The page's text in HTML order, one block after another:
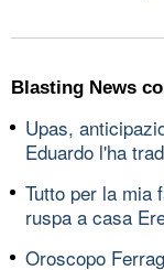
Blasting News
Upas,
Eduardo l'ha
Tutto per la mia
ruspa a casa
Oroscopo